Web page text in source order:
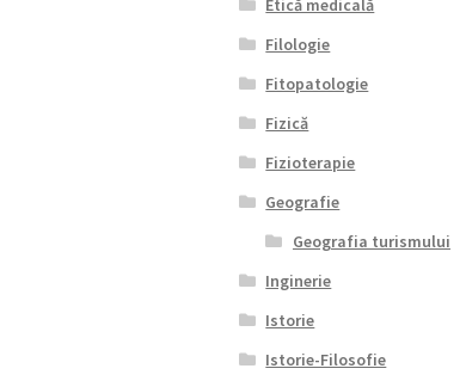
Etică medicală
Filologie
Fitopatologie
Fizică
Fizioterapie
Geografie
Geografia turismului
Inginerie
Istorie
Istorie-Filosofie